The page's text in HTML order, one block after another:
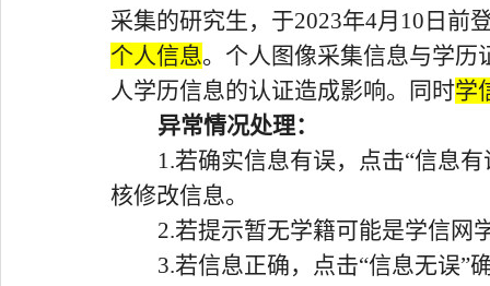
采集的研究生，于2023年4月 10 日前
个人信息。个人图像采集信息与学历
人学历信息的认证造成影响。同时学
异常情况处理：
1.若确实信息有误，点击“信息
核修改信息。
2.若提示暂无学籍可能是学信网
3.若信息正确，点击“信息无误”